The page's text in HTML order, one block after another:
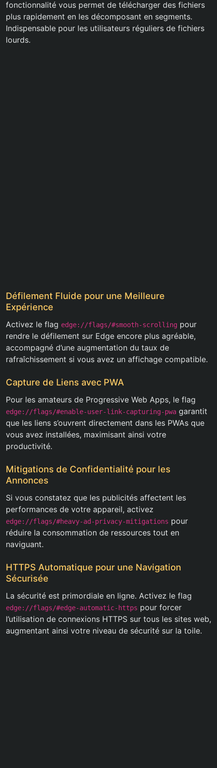
fonctionnalité vous permet de télécharger des fichiers
plus rapidement en les décomposant en segments.
Indispensable pour les utilisateurs réguliers de fichiers
lourds.
Défilement Fluide pour une Meilleure
Expérience
Activez le flag edge://flags/#smooth-scrolling pour
rendre le défilement sur Edge encore plus agréable,
accompagné d’une augmentation du taux de
rafraîchissement si vous avez un affichage compatible.
Capture de Liens avec PWA
Pour les amateurs de Progressive Web Apps, le flag
edge://flags/#enable-user-link-capturing-pwa garantit
que les liens s’ouvrent directement dans les PWAs que
vous avez installées, maximisant ainsi votre
productivité.
Mitigations de Confidentialité pour les
Annonces
Si vous constatez que les publicités affectent les
performances de votre appareil, activez
edge://flags/#heavy-ad-privacy-mitigations pour
réduire la consommation de ressources tout en
naviguant.
HTTPS Automatique pour une Navigation
Sécurisée
La sécurité est primordiale en ligne. Activez le flag
edge://flags/#edge-automatic-https pour forcer
l’utilisation de connexions HTTPS sur tous les sites web,
augmentant ainsi votre niveau de sécurité sur la toile.